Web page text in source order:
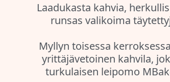
Laadukasta kahvia,
runsas valikoima
Myllyn toisessa
yrittäjävetoinen kahvila,
turkulaisen leipomo